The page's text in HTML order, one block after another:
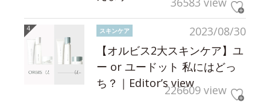
2023/08/30
スキンケア
【オルビス2大スキンケア】ユ
ー or ユードット 私にはどっ
ち？｜Editor’s view226609 view